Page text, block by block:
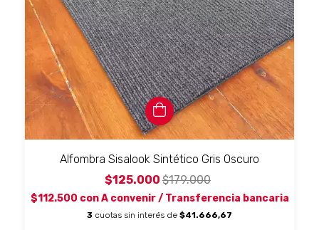
Alfombra Sisalook Sintético Gris Oscuro
$125.000 $179.000
$112.500 con A convenir / Transferencia bancaria
3 cuotas sin interés de $41.666,67